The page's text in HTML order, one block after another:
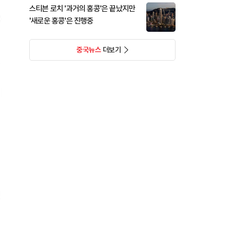
스티븐 로치 '과거의 홍콩'은 끝났지만
'새로운 홍콩'은 진행중
중국뉴스더보기